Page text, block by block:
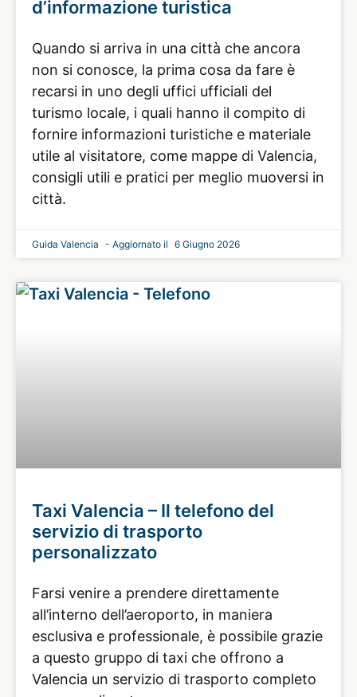
d’informazione turistica
Quando si arriva in una città che ancora
non si conosce, la prima cosa da fare è
recarsi in uno degli uffici ufficiali del
turismo locale, i quali hanno il compito di
fornire informazioni turistiche e materiale
utile al visitatore, come mappe di Valencia,
consigli utili e pratici per meglio muoversi in
città.
Guida Valencia 6 Giugno 2026
Taxi Valencia – Il telefono del
servizio di trasporto
personalizzato
Farsi venire a prendere direttamente
all’interno dell’aeroporto, in maniera
esclusiva e professionale, è possibile grazie
a questo gruppo di taxi che offrono a
Valencia un servizio di trasporto completo